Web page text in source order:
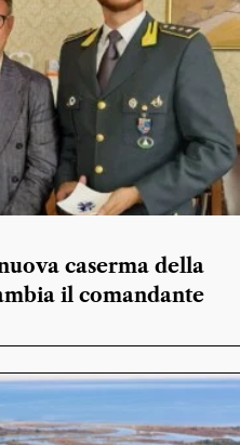
caserma della
il comandante